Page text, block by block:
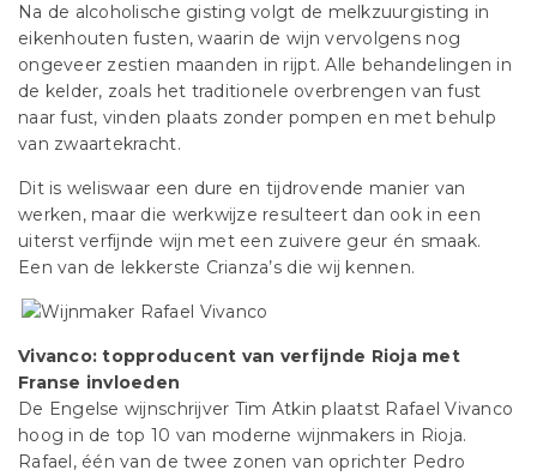
Na de alcoholische gisting volgt de melkzuurgisting in
eikenhouten fusten, waarin de wijn vervolgens nog
ongeveer zestien maanden in rijpt. Alle behandelingen in
de kelder, zoals het traditionele overbrengen van fust
naar fust, vinden plaats zonder pompen en met behulp
van zwaartekracht.
Dit is weliswaar een dure en tijdrovende manier van
werken, maar die werkwijze resulteert dan ook in een
uiterst verfijnde wijn met een zuivere geur én smaak.
Een van de lekkerste Crianza’s die wij kennen.
Vivanco: topproducent van verfijnde Rioja met
Franse invloeden
De Engelse wijnschrijver Tim Atkin plaatst Rafael Vivanco
hoog in de top 10 van moderne wijnmakers in Rioja.
Rafael, één van de twee zonen van oprichter Pedro